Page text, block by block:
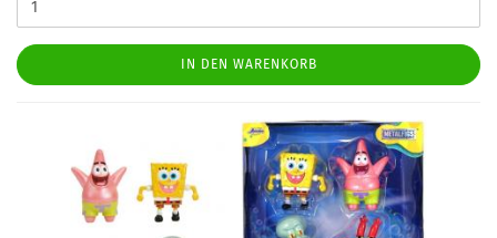
IN DEN WARENKORB